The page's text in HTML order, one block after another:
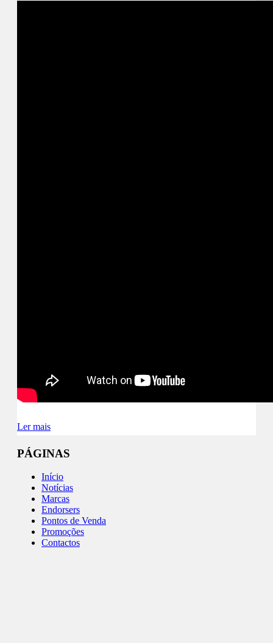
Ler mais
PÁGINAS
Início
Notícias
Marcas
Endorsers
Pontos de Venda
Promoções
Contactos